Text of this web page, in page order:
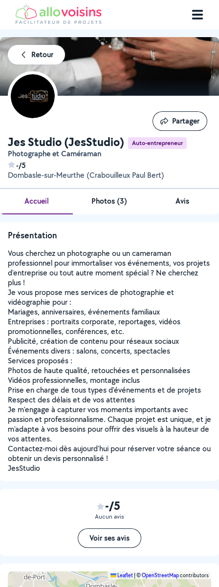
Retour
Jes Studio (JesStudio) Auto-entrepreneur
Photographe et Caméraman
-/5
Dombasle-sur-Meurthe (Crabouilleux Paul Bert)
Partager
Partager
Accueil Photos (3) Avis
Présentation
Vous cherchez un photographe ou un cameraman
professionnel pour immortaliser vos événements, vos projets
d'entreprise ou tout autre moment spécial ? Ne cherchez
plus !
Je vous propose mes services de photographie et
vidéographie pour :
Mariages, anniversaires, événements familiaux
Entreprises : portraits corporate, reportages, vidéos
promotionnelles, conférences, etc.
Publicité, création de contenu pour réseaux sociaux
Événements divers : salons, concerts, spectacles
Services proposés :
Photos de haute qualité, retouchées et personnalisées
Vidéos professionnelles, montage inclus
Prise en charge de tous types d'événements et de projets
Respect des délais et de vos attentes
Je m'engage à capturer vos moments importants avec
passion et professionnalisme. Chaque projet est unique, et je
m'adapte à vos besoins pour offrir des visuels à la hauteur de
vos attentes.
Contactez-moi dès aujourd'hui pour réserver votre séance ou
obtenir un devis personnalisé !
JesStudio
-/5
Aucun avis
Voir ses avis
Leaflet|©OpenStreetMapcontributors